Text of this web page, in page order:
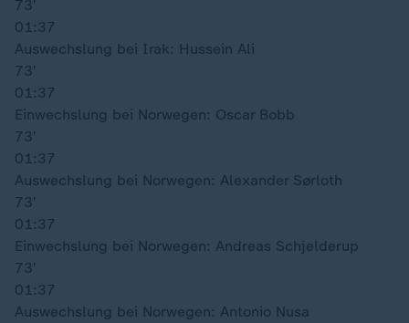
73′
01:37
Auswechslung bei Irak: Hussein Ali
73′
01:37
Einwechslung bei Norwegen: Oscar Bobb
73′
01:37
Auswechslung bei Norwegen: Alexander Sørloth
73′
01:37
Einwechslung bei Norwegen: Andreas Schjelderup
73′
01:37
Auswechslung bei Norwegen: Antonio Nusa